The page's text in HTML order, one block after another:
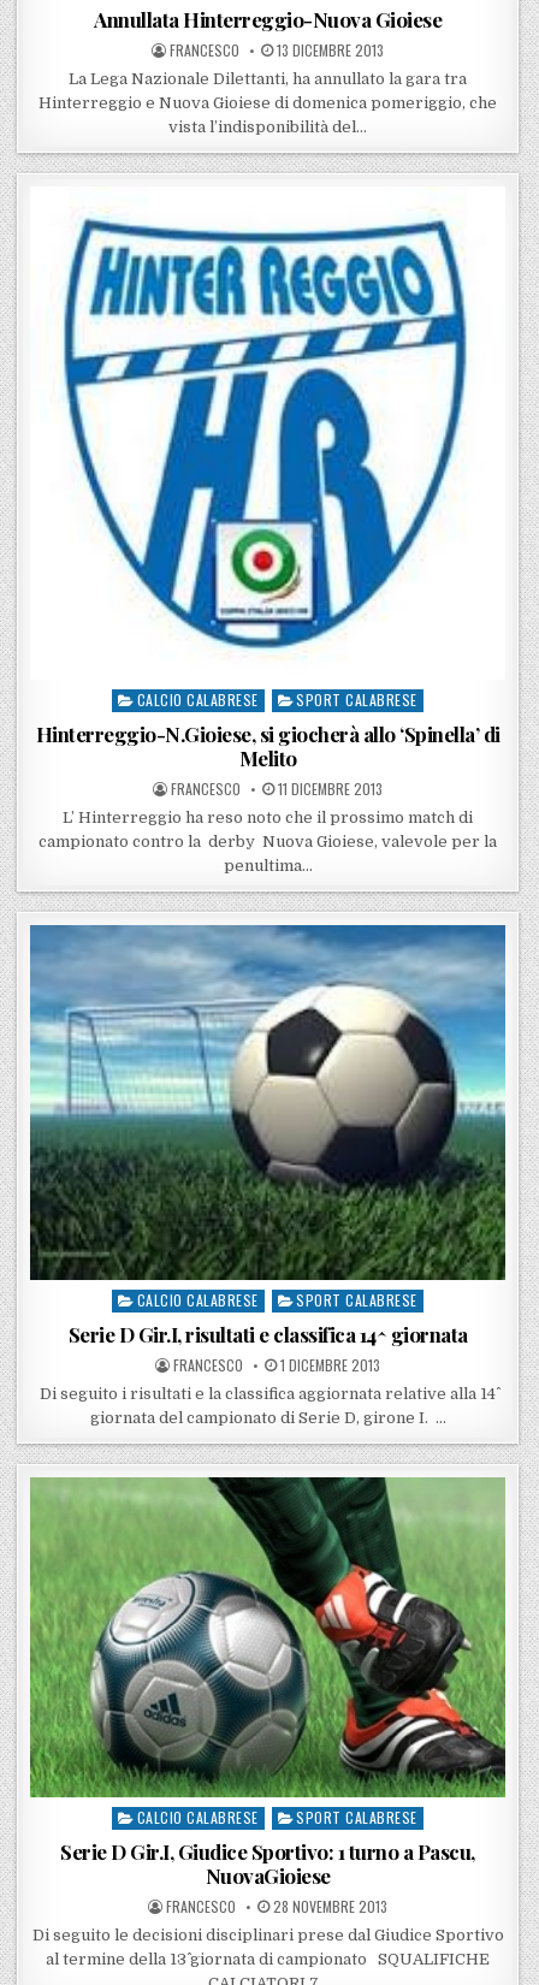
Annullata Hinterreggio-Nuova Gioiese
POSTED BY
FRANCESCO POSTED ON
13 DICEMBRE 2013
La Lega Nazionale Dilettanti, ha annullato la gara tra
Hinterreggio e Nuova Gioiese di domenica pomeriggio, che
vista l’indisponibilità del…
Posted in
CALCIO CALABRESE SPORT CALABRESE
Hinterreggio-N.Gioiese, si giocherà allo ‘Spinella’ di
Melito
POSTED BY
FRANCESCO POSTED ON
11 DICEMBRE 2013
L’ Hinterreggio ha reso noto che il prossimo match di
campionato contro la derby Nuova Gioiese, valevole per la
penultima…
Posted in
CALCIO CALABRESE SPORT CALABRESE
Serie D Gir.I, risultati e classifica 14^ giornata
POSTED BY
FRANCESCO POSTED ON
1 DICEMBRE 2013
Di seguito i risultati e la classifica aggiornata relative alla 14^
giornata del campionato di Serie D, girone I. …
Posted in
CALCIO CALABRESE SPORT CALABRESE
Serie D Gir.I, Giudice Sportivo: 1 turno a Pascu,
NuovaGioiese
POSTED BY
FRANCESCO POSTED ON
28 NOVEMBRE 2013
Di seguito le decisioni disciplinari prese dal Giudice Sportivo
al termine della 13^ giornata di campionato SQUALIFICHE